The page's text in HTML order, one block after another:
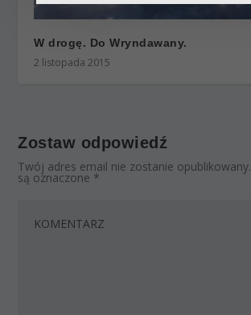
W drogę. Do Wryndawany.
2 listopada 2015
Zostaw odpowiedź
Twój adres email nie zostanie opublikowany.
są oznaczone *